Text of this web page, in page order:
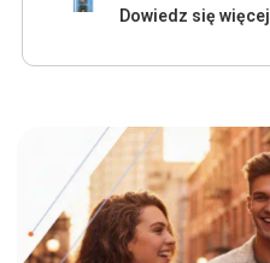
Dowiedz się więcej